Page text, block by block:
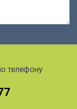
телефону